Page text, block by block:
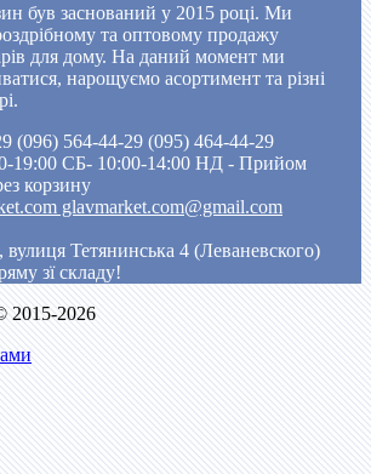
був заснований у 2015 році. Ми
та оптовому продажу
для дому. На даний момент ми
нарощуємо асортимент та різні
(096) 564-44-29 (095) 464-44-29
19:00 CБ- 10:00-14:00 НД - Прийом
корзину
glavmarket.com@gmail.com
вулиця Тетянинська 4 (Леваневского)
зї складу!
2026